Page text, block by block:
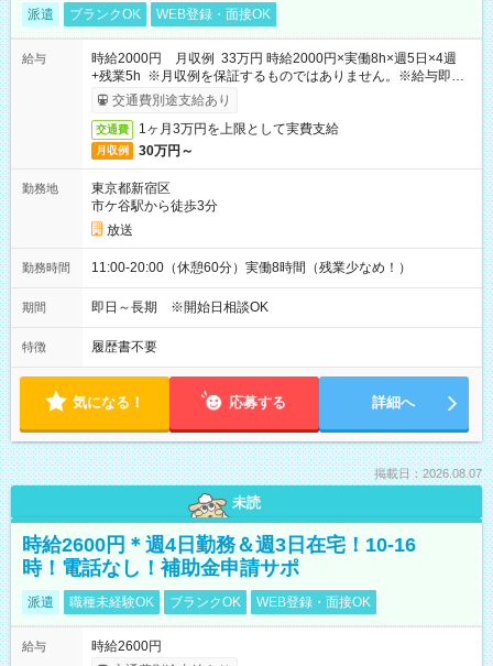
派遣 ブランクOK WEB登録・面接OK
給与
時給2000円 月収例 33万円 時給2000円×実働8h×週5日×4週
+残業5h ※月収例を保証するものではありません。※給与即受
取りサービス利用可（利用条件有）
交通費別途支給あり
交通費 1ヶ月3万円を上限として実費支給
月収例 30万円～
勤務地
東京都新宿区
市ケ谷駅から徒歩3分
放送
勤務時間 11:00-20:00（休憩60分）実働8時間（残業少なめ！）
期間 即日～長期 ※開始日相談OK
特徴 履歴書不要
気になる！ 応募する 詳細へ
掲載日：2026.08.07
未読
時給2600円＊週4日勤務＆週3日在宅！10-16
時！電話なし！補助金申請サポ
派遣 職種未経験OK ブランクOK WEB登録・面接OK
給与
時給2600円